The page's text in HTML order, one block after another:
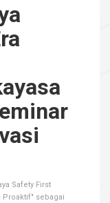
Safety First
sebagai